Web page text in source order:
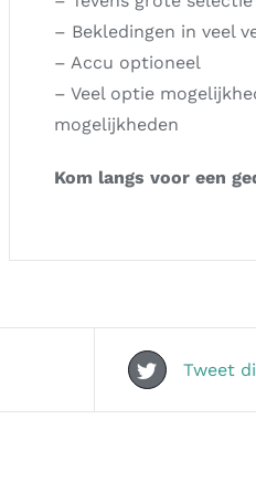
– Bekledingen in veel
– Accu optioneel
– Veel optie
mogelijkheden
Kom langs voor een
Tweet